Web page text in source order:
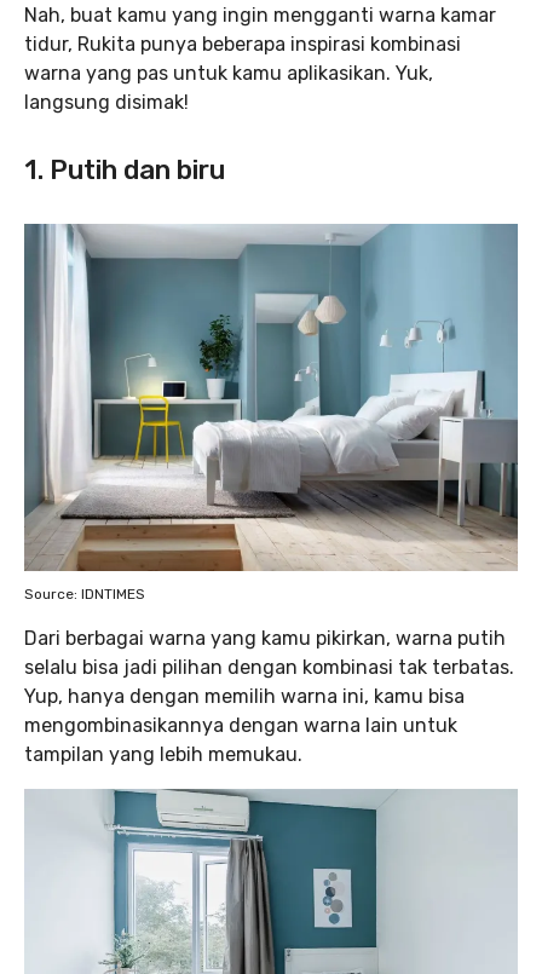
Nah, buat kamu yang ingin mengganti warna kamar
tidur, Rukita punya beberapa inspirasi kombinasi
warna yang pas untuk kamu aplikasikan. Yuk,
langsung disimak!
1. Putih dan biru
Source: IDNTIMES
Dari berbagai warna yang kamu pikirkan, warna putih
selalu bisa jadi pilihan dengan kombinasi tak terbatas.
Yup, hanya dengan memilih warna ini, kamu bisa
mengombinasikannya dengan warna lain untuk
tampilan yang lebih memukau.